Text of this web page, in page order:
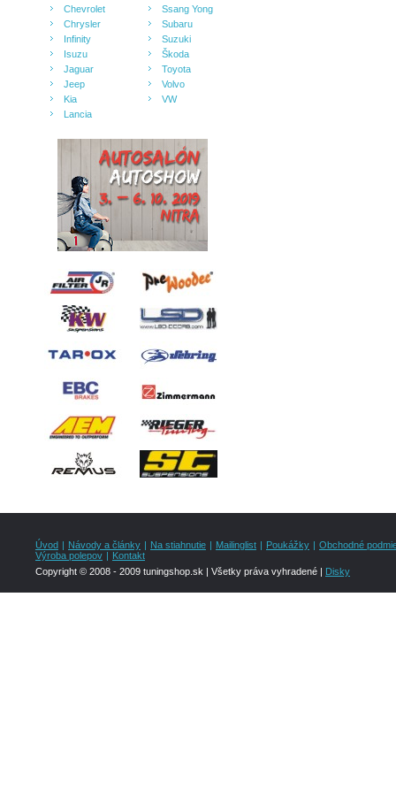
Chevrolet
Chrysler
Infinity
Isuzu
Jaguar
Jeep
Kia
Lancia
Ssang Yong
Subaru
Suzuki
Škoda
Toyota
Volvo
VW
Úvod | Návody a články | Na stiahnutie | Mailinglist | Poukážky | Obchodné
Výroba polepov | Kontakt
Copyright © 2008 - 2009 tuningshop.sk | Všetky práva vyhradené | Disky